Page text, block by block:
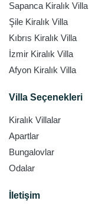
Sapanca Kiralık Villa
Şile Kiralık Villa
Kıbrıs Kiralık Villa
İzmir Kiralık Villa
Afyon Kiralık Villa
Villa Seçenekleri
Kiralık Villalar
Apartlar
Bungalovlar
Odalar
İletişim